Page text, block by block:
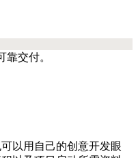
交付。
以用自己的创意开发眼